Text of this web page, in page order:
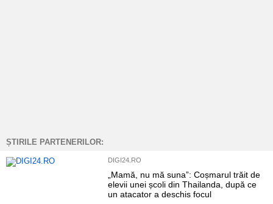
ȘTIRILE PARTENERILOR:
DIGI24.RO
„Mamă, nu mă suna”: Coșmarul trăit de
elevii unei școli din Thailanda, după ce
un atacator a deschis focul